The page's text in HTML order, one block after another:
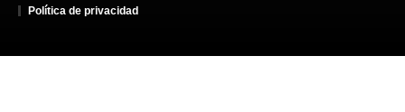
Política de privacidad